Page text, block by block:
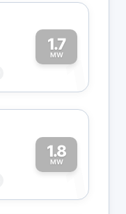
1.7
MW1
1.8
MW1